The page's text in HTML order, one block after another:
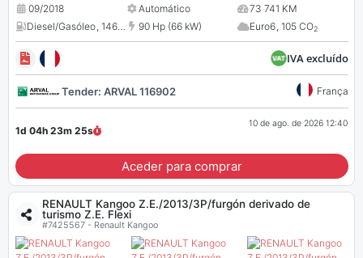
09/2018 Automático
73 741 KM
Diesel/Gasóleo, 1461 cc 90 Hp (66 kW) Euro6, 105 CO2
IVA excluído
Tender: ARVAL 116902 França
1d 04h 23m 25s
10 de ago. de 2026 12:40
Aceder para comprar
RENAULT Kangoo Z.E./2013/3P/furgón derivado de
turismo Z.E. Flexi
#7425567 - Renault Kangoo